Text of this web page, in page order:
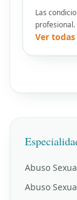
Las
Ver
Abuso
Abuso